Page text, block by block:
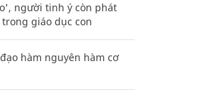
người tinh ý còn phát
giáo dục con
hàm nguyên hàm cơ